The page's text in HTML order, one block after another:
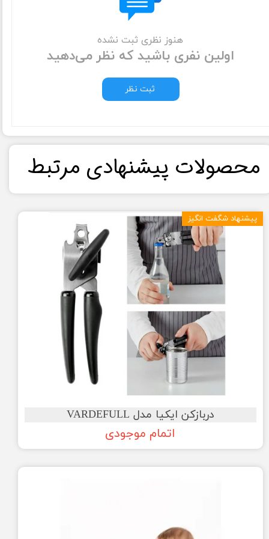
هنوز نظری ثبت نشده
اولین نفری باشید که نظر می‌دهید
ثبت نظر
دربازکن ایکیا مدل VARDEFULL
اتمام موجودی
پیشنهاد شگفت انگیز
​محصولات پیشنهادی مرتبط​​​​​​​